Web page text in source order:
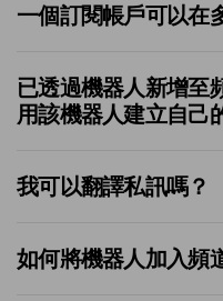
一個訂閱帳戶可以在
已透過機器人新增至
用該機器人建立自己
我可以翻譯私訊嗎？
如何將機器人加入頻